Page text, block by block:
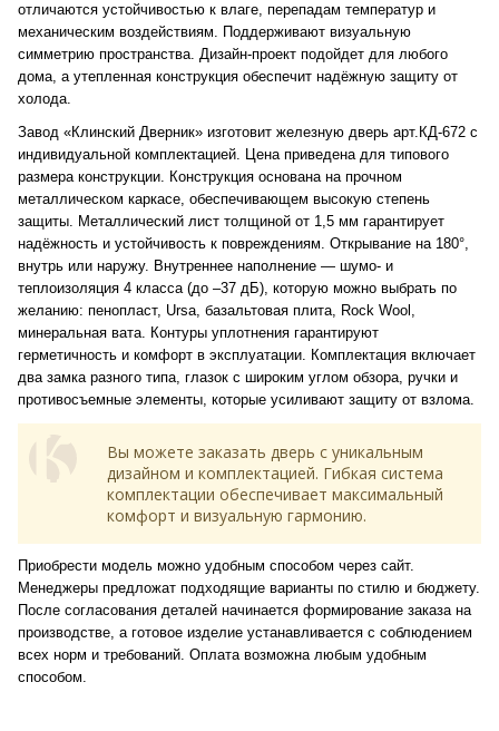
отличаются устойчивостью к влаге, перепадам температур и
механическим воздействиям. Поддерживают визуальную
симметрию пространства. Дизайн-проект подойдет для любого
дома, а утепленная конструкция обеспечит надёжную защиту от
холода.
Завод «Клинский Дверник» изготовит железную дверь арт.КД-672 с
индивидуальной комплектацией. Цена приведена для типового
размера конструкции. Конструкция основана на прочном
металлическом каркасе, обеспечивающем высокую степень
защиты. Металлический лист толщиной от 1,5 мм гарантирует
надёжность и устойчивость к повреждениям. Открывание на 180°,
внутрь или наружу. Внутреннее наполнение — шумо- и
теплоизоляция 4 класса (до –37 дБ), которую можно выбрать по
желанию: пенопласт, Ursa, базальтовая плита, Rock Wool,
минеральная вата. Контуры уплотнения гарантируют
герметичность и комфорт в эксплуатации. Комплектация включает
два замка разного типа, глазок с широким углом обзора, ручки и
противосъемные элементы, которые усиливают защиту от взлома.
Вы можете заказать дверь с уникальным
дизайном и комплектацией. Гибкая система
комплектации обеспечивает максимальный
комфорт и визуальную гармонию.
Приобрести модель можно удобным способом через сайт.
Менеджеры предложат подходящие варианты по стилю и бюджету.
После согласования деталей начинается формирование заказа на
производстве, а готовое изделие устанавливается с соблюдением
всех норм и требований. Оплата возможна любым удобным
способом.